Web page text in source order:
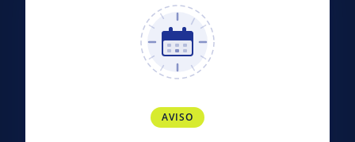
AVISO